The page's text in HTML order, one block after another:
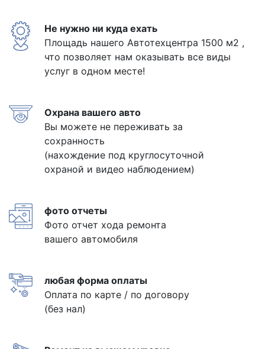
Не нужно ни куда ехать
Площадь нашего Автотехцентра 1500 м2 ,
что позволяет нам оказывать все виды
услуг в одном месте!
Охрана вашего авто
Вы можете не переживать за
сохранность
(нахождение под круглосуточной
охраной и видео наблюдением)
фото отчеты
Фото отчет хода ремонта
вашего автомобиля
любая форма оплаты
Оплата по карте / по договору
(без нал)